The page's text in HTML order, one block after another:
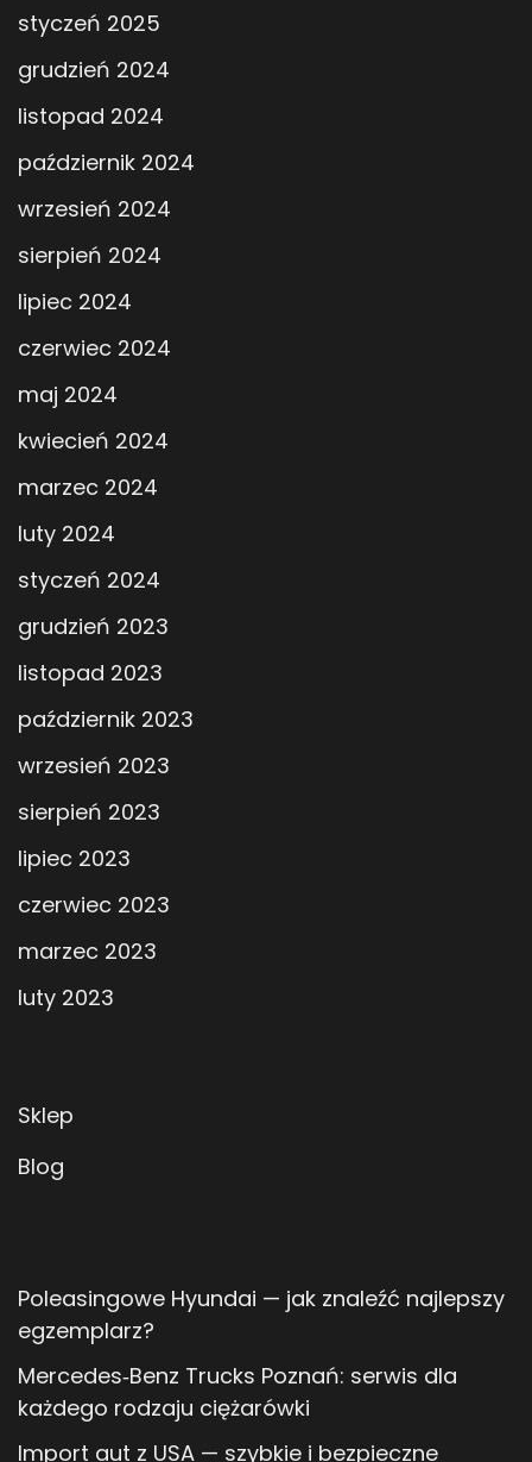
styczeń 2025
grudzień 2024
listopad 2024
październik 2024
wrzesień 2024
sierpień 2024
lipiec 2024
czerwiec 2024
maj 2024
kwiecień 2024
marzec 2024
luty 2024
styczeń 2024
grudzień 2023
listopad 2023
październik 2023
wrzesień 2023
sierpień 2023
lipiec 2023
czerwiec 2023
marzec 2023
luty 2023
Sklep
Blog
Poleasingowe Hyundai — jak znaleźć najlepszy
egzemplarz?
Mercedes‑Benz Trucks Poznań: serwis dla
każdego rodzaju ciężarówki
Import aut z USA — szybkie i bezpieczne